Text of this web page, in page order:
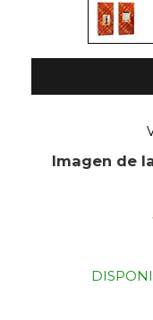
Imagen de